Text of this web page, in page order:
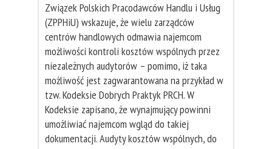
Związek Polskich Pracodawców Handlu i Usług
(ZPPHiU) wskazuje, że wielu zarządców
centrów handlowych odmawia najemcom
możliwości kontroli kosztów wspólnych przez
niezależnych audytorów – pomimo, iż taka
możliwość jest zagwarantowana na przykład w
tzw. Kodeksie Dobrych Praktyk PRCH. W
Kodeksie zapisano, że wynajmujący powinni
umożliwiać najemcom wgląd do takiej
dokumentacji. Audyty kosztów wspólnych, do